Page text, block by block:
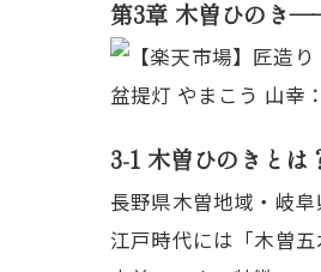
第3章 木曽ひのき
3-1 木曽ひのきとは
長野県木曽地域・岐阜
江戸時代には「木曽